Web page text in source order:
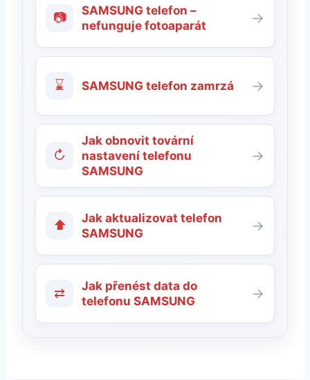
📷
SAMSUNG telefon –
nefunguje fotoaparát
→
⌛ SAMSUNG telefon zamrzá →
↻
Jak obnovit tovární
nastavení telefonu
SAMSUNG
→
⬆
Jak aktualizovat telefon
SAMSUNG
→
⇄
Jak přenést data do
telefonu SAMSUNG
→